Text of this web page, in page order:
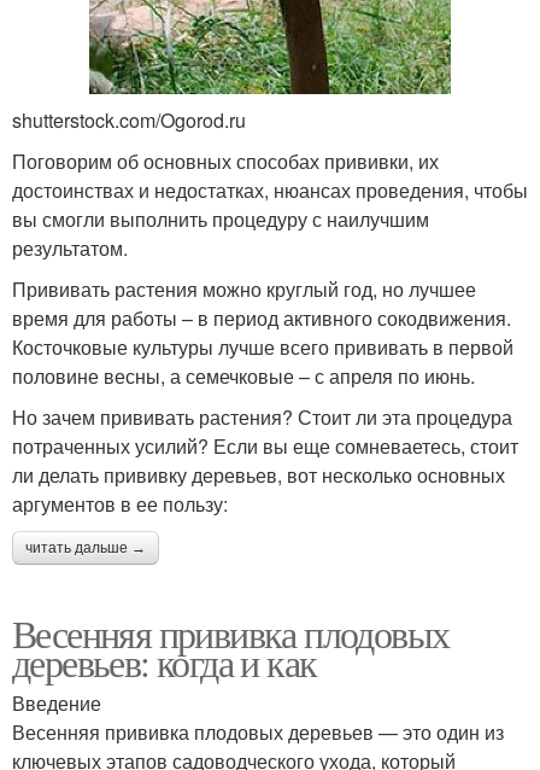
shutterstock.com/Ogorod.ru
Поговорим об основных способах прививки, их
достоинствах и недостатках, нюансах проведения, чтобы
вы смогли выполнить процедуру с наилучшим
результатом.
Прививать растения можно круглый год, но лучшее
время для работы – в период активного сокодвижения.
Косточковые культуры лучше всего прививать в первой
половине весны, а семечковые – с апреля по июнь.
Но зачем прививать растения? Стоит ли эта процедура
потраченных усилий? Если вы еще сомневаетесь, стоит
ли делать прививку деревьев, вот несколько основных
аргументов в ее пользу:
читать дальше →
Весенняя прививка плодовых
деревьев: когда и как
Введение
Весенняя прививка плодовых деревьев — это один из
ключевых этапов садоводческого ухода, который